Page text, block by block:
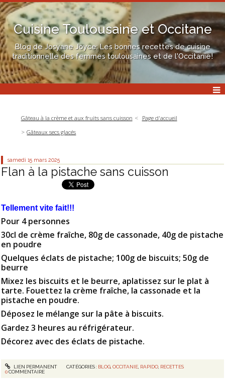
Cuisine Toulousaine et Occitane
Blog de Josyane Joyce: Les bonnes recettes de cuisine
traditionnelle des femmes toulousaines et de l'Occitanie!
Gâteau à la crème et aux fruits sans cuisson
Page d'accueil
Gâteaux secs glacés
samedi 15 mars 2025
Flan à la pistache sans cuisson
Tellement vite fait!!!
Pour 4 personnes
30cl de crème fraîche, 80g de cassonade, 40g de pistache
en poudre
Quelques éclats de pistache; 100g de biscuits; 50g de
beurre
Mixez les biscuits et le beurre, aplatissez sur le plat à
tarte. Fouettez la crème fraîche, la cassonade et la
pistache en poudre.
Déposez le mélange sur la pâte à biscuits.
Gardez 3 heures au réfrigérateur.
Décorez avec des éclats de pistache.
LIEN PERMANENT CATÉGORIES : BLOG, OCCITANIE, RAPIDO, RECETTES
0COMMENTAIRE